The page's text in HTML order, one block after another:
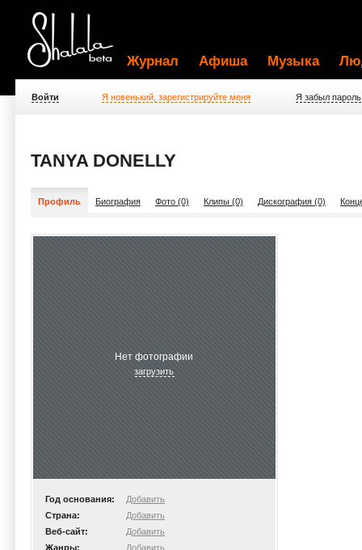
Журнал Афиша Музыка
Войти Я новенький, зарегистрируйте меня Я забыл пароль
TANYA DONELLY
Профиль Биография Фото (0) Клипы (0) Дискография (0)
Нет фотографии
загрузить
Год основания:
Добавить
Страна:
Добавить
Веб-сайт:
Добавить
Жанры:
Добавить